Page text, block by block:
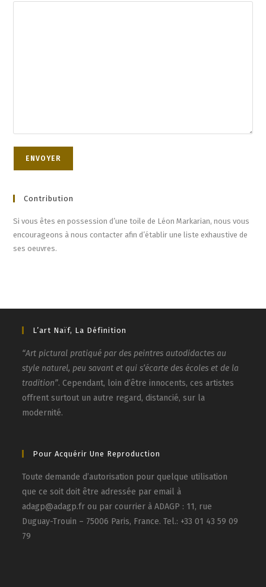
Contribution
Si vous êtes en possession d’une toile de Léon Markarian, nous vous
encourageons à nous contacter afin d’établir une liste exhaustive de
ses oeuvres.
L’art Naïf, La Définition
“Art pictural pratiqué par des peintres autodidactes au
style naturel, peu savant et qui s’écarte des écoles et de la
tradition”. Cependant, loin d’être innocents, ces artistes
offrent surtout un autre regard, distancié, sur la
modernité.
Pour Acquérir Une Reproduction
Toute demande d’autorisation pour quelque utilisation
que ce soit doit être adressée par email à
adagp@adagp.fr ou par courrier à ADAGP : 11, rue
Duguay-Trouin – 75006 Paris, France. Tel.: +33 01 43 59 09
79